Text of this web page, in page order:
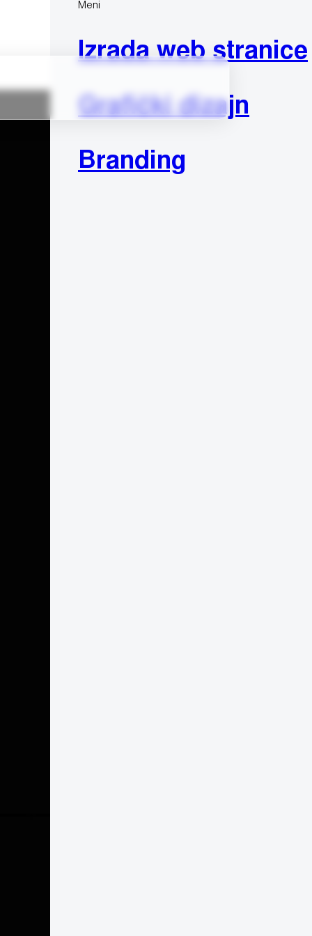
Meni
Izrada web stranice
Grafički dizajn
Branding